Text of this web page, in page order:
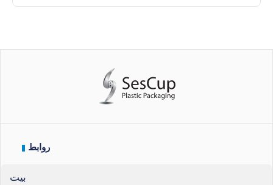
روابط
بيت